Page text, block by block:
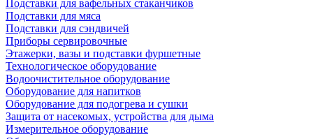
Подставки для вафельных стаканчиков
Подставки для мяса
Подставки для сэндвичей
Приборы сервировочные
Этажерки, вазы и подставки фуршетные
Технологическое оборудование
Водоочистительное оборудование
Оборудование для напитков
Оборудование для подогрева и сушки
Защита от насекомых, устройства для дыма
Измерительное оборудование